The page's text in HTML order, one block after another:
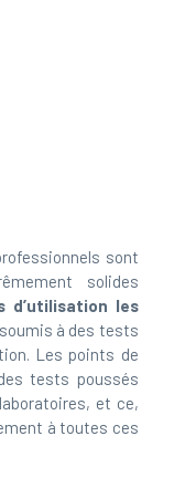
solides
d’utilisation les
à des tests
Les points de
tests poussés
et ce,
à toutes ces